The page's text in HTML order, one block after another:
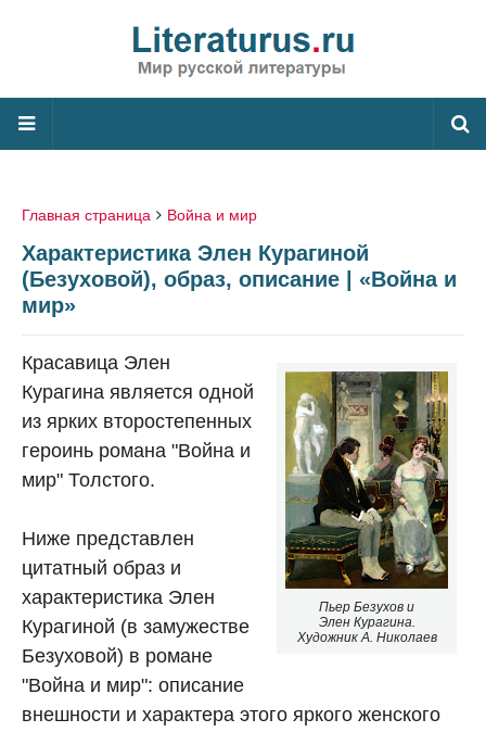
Главная страница Война и мир
Характеристика Элен Курагиной
(Безуховой), образ, описание | «Война и
мир»
Пьер Безухов и
Элен Курагина.
Художник А. Николаев
Красавица Элен
Курагина является одной
из ярких второстепенных
героинь романа "Война и
мир" Толстого.
Ниже представлен
цитатный образ и
характеристика Элен
Курагиной (в замужестве
Безуховой) в романе
"Война и мир": описание
внешности и характера этого яркого женского